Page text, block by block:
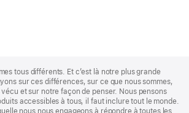
tous différents. Et c’est là notre plus grande
sur ces différences, sur ce que nous sommes,
et sur notre façon de penser. Nous pensons
accessibles à tous, il faut inclure tout le monde.
nous nous engageons à répondre à toutes les